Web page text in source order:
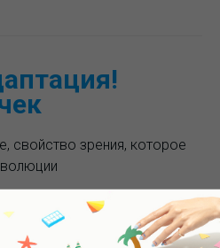
свойство зрения, которое